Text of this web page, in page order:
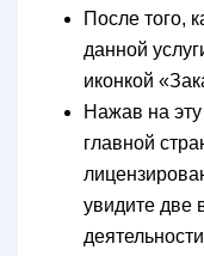
После того,
данной
иконкой
Нажав на эту
главной
увидите две